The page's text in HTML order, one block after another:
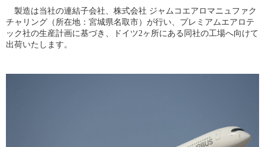
製造は当社の連結子会社、株式会社 ジャムコエアロマニュファク
チャリング（所在地：宮城県名取市）が行い、プレミアムエアロテ
ック社の生産計画に基づき、ドイツ2ヶ所にある同社の工場へ向けて
出荷いたします。